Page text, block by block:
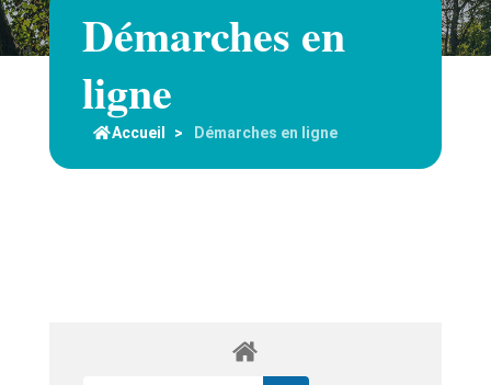
Démarches en
ligne
Accueil > Démarches en ligne